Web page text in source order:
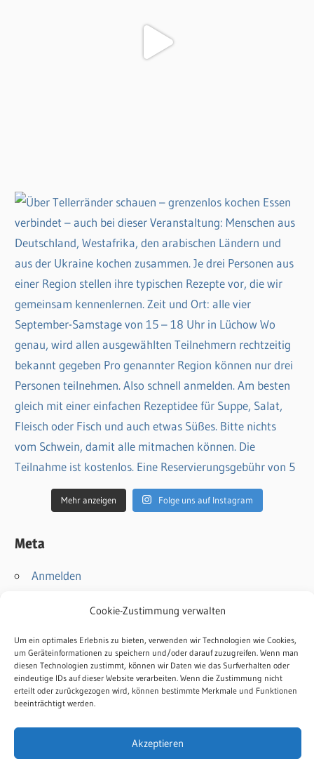
Cookie-Zustimmung verwalten
Um ein optimales Erlebnis zu bieten, verwenden wir Technologien wie Cookies,
um Geräteinformationen zu speichern und/oder darauf zuzugreifen. Wenn man
diesen Technologien zustimmt, können wir Daten wie das Surfverhalten oder
eindeutige IDs auf dieser Website verarbeiten. Wenn die Zustimmung nicht
erteilt oder zurückgezogen wird, können bestimmte Merkmale und Funktionen
beeinträchtigt werden.
Akzeptieren
Mehr anzeigen Folge uns auf Instagram
Meta
Anmelden
Kommentar-Feed
WordPress.org
Kontakt
Impressum
Datenschutz
Cookie-Richtlinie